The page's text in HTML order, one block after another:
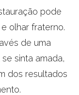
pode
olhar fraterno.
de uma
sinta amada,
dos resultados